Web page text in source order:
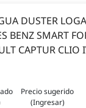
DUSTER
BENZ SMART
CAPTUR CLIO
Precio sugerido
(Ingresar)